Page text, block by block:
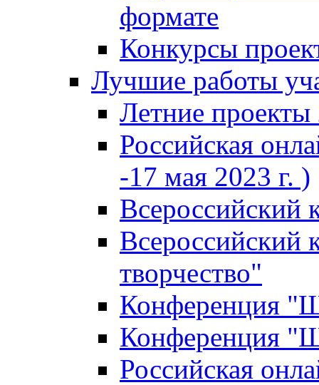
формате
Конкурсы
Лучшие работы
Летние проекты
Российская
-17 мая 2023 г. )
Всероссийский
Всероссийский
творчество"
Конференция
Конференция
Российская